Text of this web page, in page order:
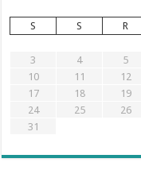
S
S R
3
4 5
10
11 12
17
18 19
24
25 26
31